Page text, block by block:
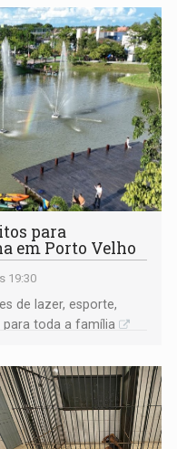
para
em Porto Velho
19:30
de lazer, esporte,
toda a família